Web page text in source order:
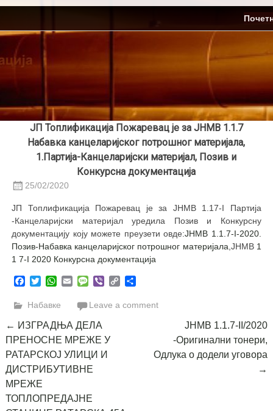
Skip
content
ЈП Топлификација Пожаревац је за ЈНМВ 1.1.7
Набавка канцеларијског потрошног материјала,
1.Партија-Канцеларијски материјал, Позив и
Конкурсна документација
25/02/2020
ЈП Топлификација Пожаревац је за ЈНМВ 1.17-I Партија
-Канцеларијски материјал уредила Позив и Конкурсну
документацију коју можете преузети овде:ЈНМВ 1.1.7-I-2020.
Позив-Набавка канцеларијског потрошног материјала ,ЈНМВ 1
1 7-I 2020 Конкурсна документацијa
Facebook
TwitterWhatsApp
EmailMessage
ViberCopy
Набавке Leave a comment
Post
navigation
← ИЗГРАДЊА ДЕЛА
ПРЕНОСНЕ МРЕЖЕ У
РАТАРСКОЈ УЛИЦИ И
ДИСТРИБУТИВНЕ
МРЕЖЕ
ТОПЛОПРЕДАЈНЕ
ЈНМВ 1.1.7-II/2020
-Оригинални тонери,
Одлука о додели уговора
→